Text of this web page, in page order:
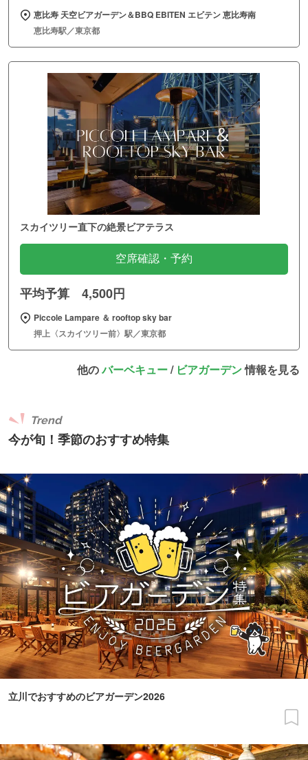
恵比寿 天空ビアガーデン＆BBQ EBITEN エビテン 恵比寿南
恵比寿駅／東京都
スカイツリー直下の絶景ビアテラス
空席確認・予約
平均予算 4,500円
Piccole Lampare ＆ rooftop sky bar
押上〈スカイツリー前〉駅／東京都
他のバーベキュー/ ビアガーデン情報を見る
今が旬！季節のおすすめ特集
Trend
立川でおすすめのビアガーデン2026